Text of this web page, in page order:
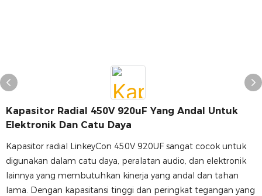
Kapasitor Radial 450V 920uF Yang Andal Untuk
Elektronik Dan Catu Daya
Kapasitor radial LinkeyCon 450V 920UF sangat cocok untuk
digunakan dalam catu daya, peralatan audio, dan elektronik
lainnya yang membutuhkan kinerja yang andal dan tahan
lama. Dengan kapasitansi tinggi dan peringkat tegangan yang